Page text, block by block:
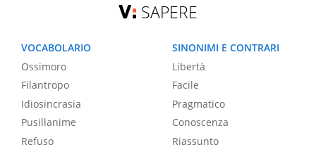
SAPERE
VOCABOLARIO
Ossimoro
Filantropo
Idiosincrasia
Pusillanime
Refuso
SINONIMI E CONTRARI
Libertà
Facile
Pragmatico
Conoscenza
Riassunto